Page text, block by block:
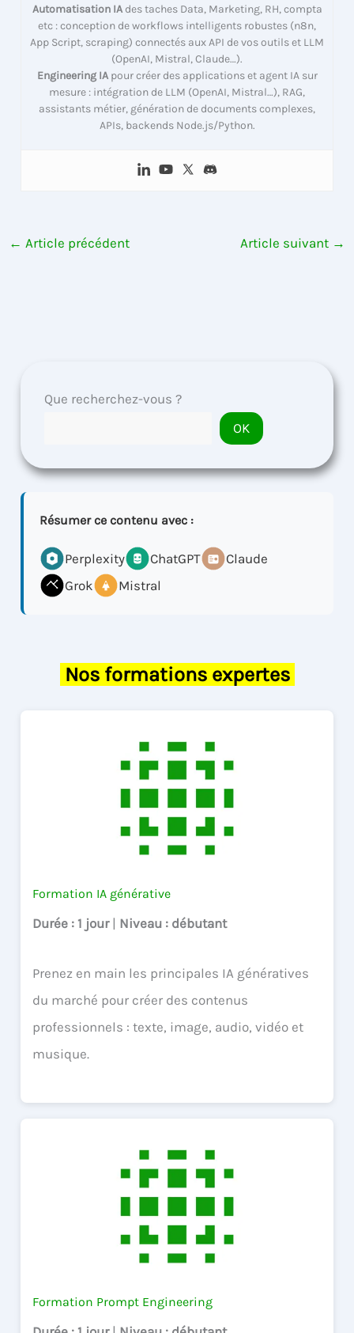
Automatisation IAdes taches Data, Marketing, RH, compta
etc : conception de workflows intelligents robustes (n8n,
App Script, scraping) connectés aux API de vos outils et LLM
(OpenAI, Mistral, Claude…).
Engineering IApour créer des applications et agent IA sur
mesure : intégration de LLM (OpenAI, Mistral…), RAG,
assistants métier, génération de documents complexes,
APIs, backends Node.js/Python.
← Article précédent Article suivant →
Que recherchez-vous ?
OK
Résumer ce contenu avec :
Perplexity ChatGPT
Claude
Grok
Mistral
Nos formations expertes
Formation IA générative
Durée : 1 jour | Niveau : débutant
Prenez en main les principales IA génératives
du marché pour créer des contenus
professionnels : texte, image, audio, vidéo et
musique.
Formation Prompt Engineering